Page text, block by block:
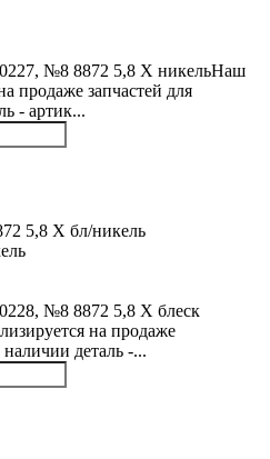
№8 8872 5,8 Х никельНаш
продаже запчастей для
- артик...
№8 8872 5,8 Х блеск
на продаже
деталь -...